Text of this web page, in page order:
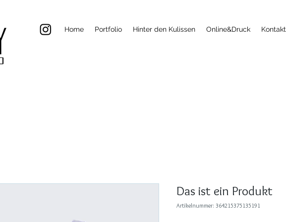
Home Portfolio Hinter den Kulissen Online&Druck Kontakt
Das ist ein Produkt
Artikelnummer: 364215375135191